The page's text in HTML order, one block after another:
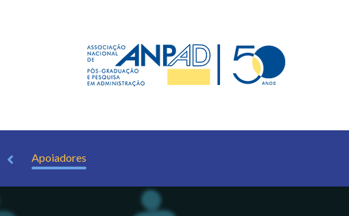
Apoiadores